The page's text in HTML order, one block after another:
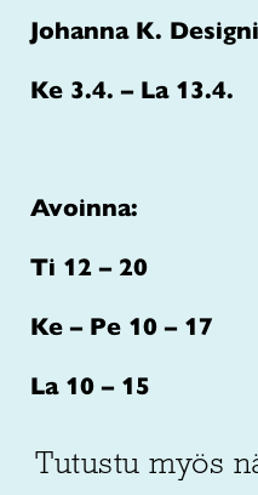
Johanna K.
Ke 3.4. – La 13.4.
Avoinna:
Ti 12 – 20
Ke – Pe 10 – 17
La 10 – 15
Tutustu myös